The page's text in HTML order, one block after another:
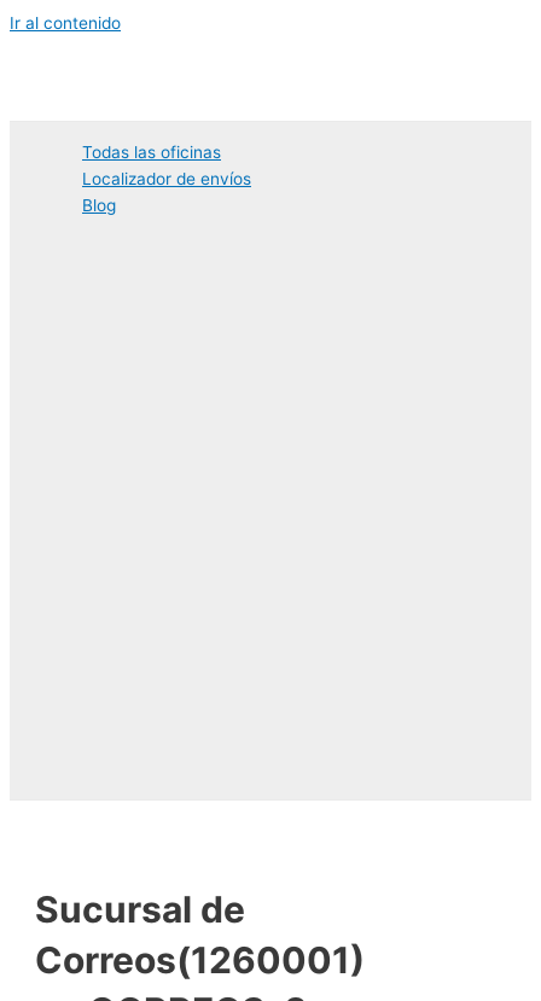
Ir al contenido
Todas las oficinas
Localizador de envíos
Blog
Sucursal de
Correos(1260001)